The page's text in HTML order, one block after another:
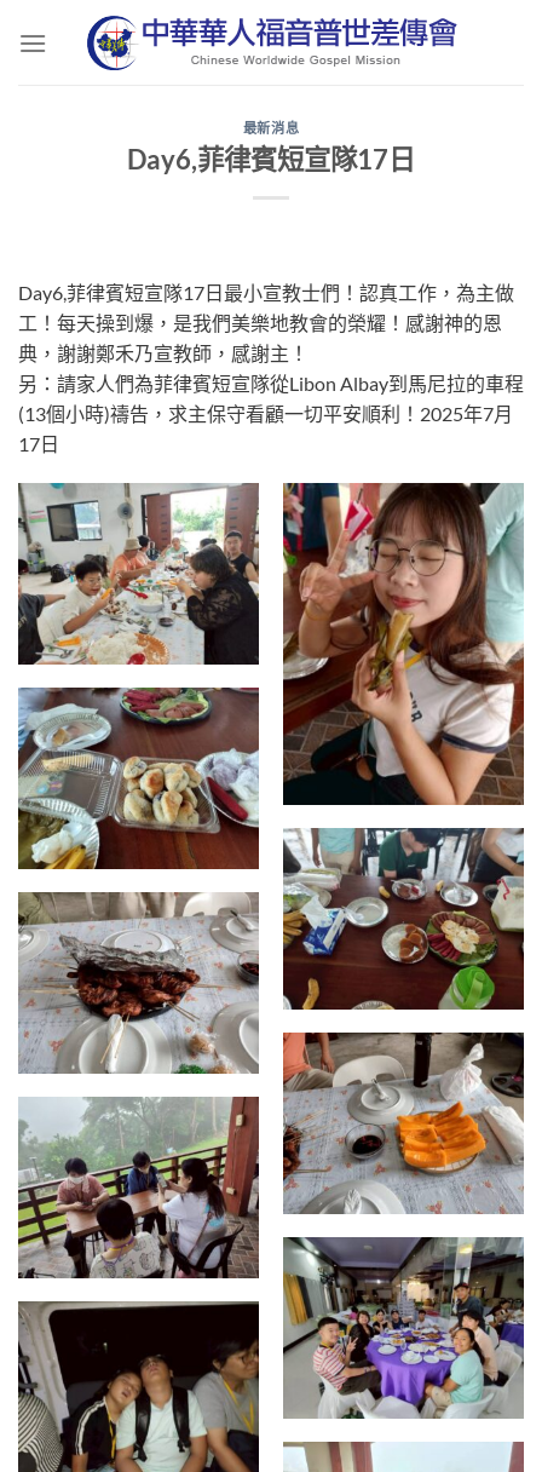
最新消息
Day6,菲律賓短宣隊17日
Day6,菲律賓短宣隊17日最小宣教士們！認真工作，為主做
工！每天操到爆，是我們美樂地教會的榮耀！感謝神的恩
典，謝謝鄭禾乃宣教師，感謝主！
另：請家人們為菲律賓短宣隊從Libon Albay到馬尼拉的車程
(13個小時)禱告，求主保守看顧一切平安順利！2025年7月
17日